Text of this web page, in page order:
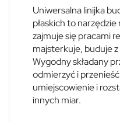
Uniwersalna linijka
płaskich to
zajmuje się pracami
majsterkuje, buduje
Wygodny składany
odmierzyć i
umiejscowienie i
innych miar.